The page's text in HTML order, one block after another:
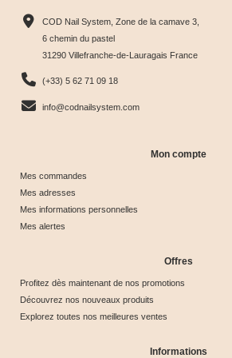
Tips &
nuancier
 
& Tips
Glow &
COD Nail System, Zone de la camave 3,
6 chemin du pastel
31290 Villefranche-de-Lauragais France
(+33) 5 62 71 09 18
info@codnailsystem.com
Mon compte
Mes commandes
Mes adresses
Mes informations personnelles
Mes alertes
Offres
Profitez dès maintenant de nos promotions
Découvrez nos nouveaux produits
Explorez toutes nos meilleures ventes
Informations